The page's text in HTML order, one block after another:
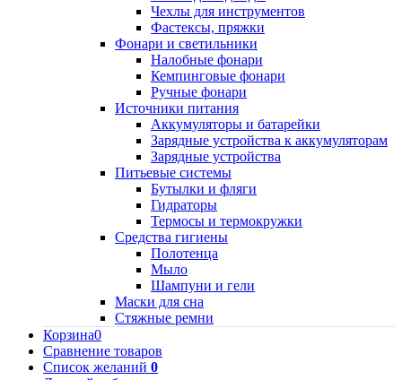
Чехлы для инструментов
Фастексы, пряжки
Фонари и светильники
Налобные фонари
Кемпинговые фонари
Ручные фонари
Источники питания
Аккумуляторы и батарейки
Зарядные устройства к аккумуляторам
Зарядные устройства
Питьевые системы
Бутылки и фляги
Гидраторы
Термосы и термокружки
Средства гигиены
Полотенца
Мыло
Шампуни и гели
Маски для сна
Стяжные ремни
Корзина0
Сравнение товаров
Список желаний 0